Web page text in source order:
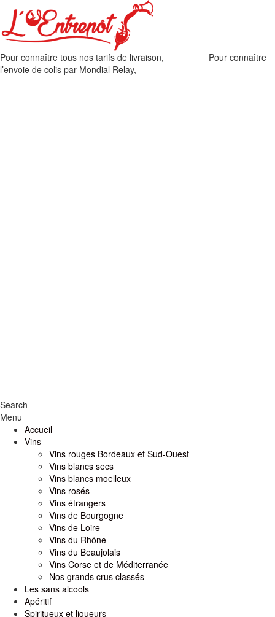
Pour connaître tous nos tarifs de livraison,
Pour connaître
l’envoie de colis par Mondial Relay,
Search
Menu
Accueil
Vins
Vins rouges Bordeaux et Sud-Ouest
Vins blancs secs
Vins blancs moelleux
Vins rosés
Vins étrangers
Vins de Bourgogne
Vins de Loire
Vins du Rhône
Vins du Beaujolais
Vins Corse et de Méditerranée
Nos grands crus classés
Les sans alcools
Apéritif
Spiritueux et liqueurs